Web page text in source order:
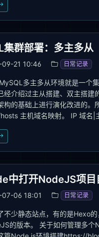
集群部署：多主多从
21 10:46 日常记录
多主多从环境就是一个
经介绍过主从搭建、双主搭
构的基础上进行演化改进的。
主机域名映射。 IP 域名|
中打开NodeJS项
06 18:01 日常记录
不少静态站点，有的是Hexo
的版本。 关于如何管理多